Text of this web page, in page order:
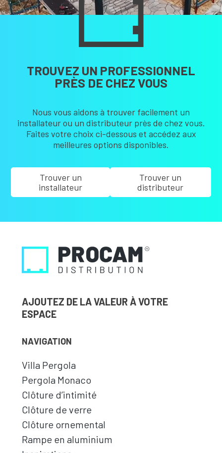
TROUVEZ UN PROFESSIONNEL
PRÈS DE CHEZ VOUS
Nous vous aidons à trouver facilement un
installateur ou un distributeur près de chez vous.
Faites votre choix ci-dessous et accédez aux
meilleures options disponibles.
Trouver un
installateur
Trouver un
distributeur
AJOUTEZ DE LA VALEUR À VOTRE
ESPACE
NAVIGATION
Villa Pergola
Pergola Monaco
Clôture d’intimité
Clôture de verre
Clôture ornemental
Rampe en aluminium